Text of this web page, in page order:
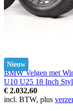
Nieuw
BMW Velgen met
U10 U25 18 Inch
€ 2.032,60
incl. BTW, plus